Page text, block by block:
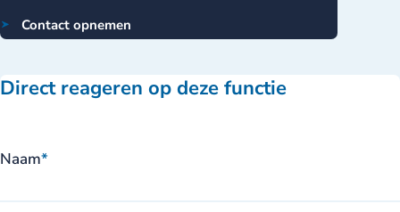
Contact opnemen
Direct reageren op deze functie
Naam*